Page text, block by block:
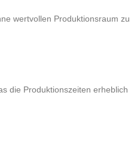
wertvollen Produktionsraum zu
die Produktionszeiten erheblich